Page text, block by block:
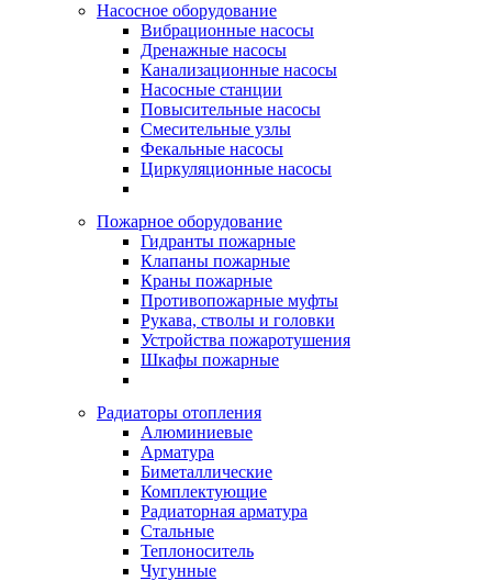
Насосное оборудование
Вибрационные насосы
Дренажные насосы
Канализационные насосы
Насосные станции
Повысительные насосы
Смесительные узлы
Фекальные насосы
Циркуляционные насосы
Пожарное оборудование
Гидранты пожарные
Клапаны пожарные
Краны пожарные
Противопожарные муфты
Рукава, стволы и головки
Устройства пожаротушения
Шкафы пожарные
Радиаторы отопления
Алюминиевые
Арматура
Биметаллические
Комплектующие
Радиаторная арматура
Стальные
Теплоноситель
Чугунные